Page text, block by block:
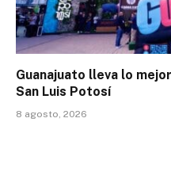
Guanajuato lleva lo
San Luis Potosí
8 agosto, 2026